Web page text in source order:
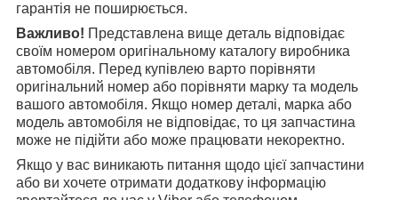
гарантія не поширюється.
Важливо! Представлена вище деталь відповідає
своїм номером оригінальному каталогу виробника
автомобіля. Перед купівлею варто порівняти
оригінальний номер або порівняти марку та модель
вашого автомобіля. Якщо номер деталі, марка або
модель автомобіля не відповідає, то ця запчастина
може не підійти або може працювати некоректно.
Якщо у вас виникають питання щодо цієї запчастини
або ви хочете отримати додаткову інформацію